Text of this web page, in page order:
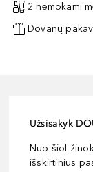
2 nemokami
Dovanų
Užsisakyk
Nuo šiol
išskirtinius